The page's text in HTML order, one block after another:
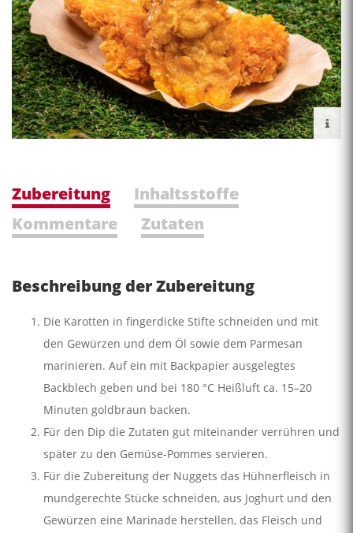
Zubereitung
Inhaltsstoffe
Kommentare
Zutaten
Beschreibung der Zubereitung
Die Karotten in fingerdicke Stifte schneiden und mit
den Gewürzen und dem Öl sowie dem Parmesan
marinieren. Auf ein mit Backpapier ausgelegtes
Backblech geben und bei 180 °C Heißluft ca. 15–20
Minuten goldbraun backen.
Für den Dip die Zutaten gut miteinander verrühren und
später zu den Gemüse-Pommes servieren.
Für die Zubereitung der Nuggets das Hühnerfleisch in
mundgerechte Stücke schneiden, aus Joghurt und den
Gewürzen eine Marinade herstellen, das Fleisch und